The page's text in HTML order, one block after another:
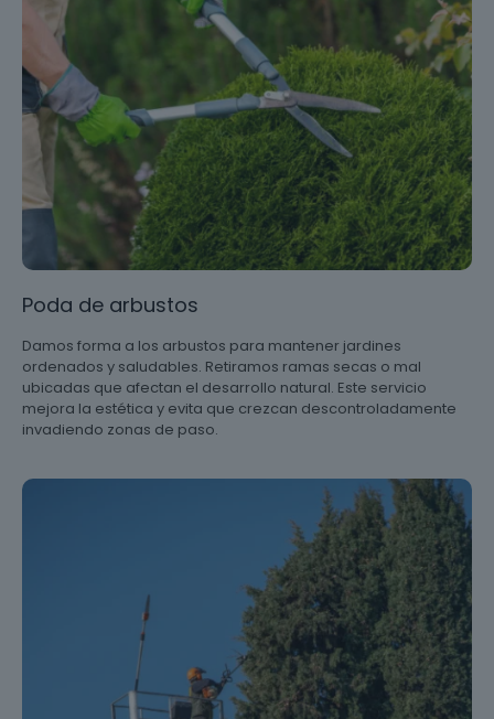
Poda de arbustos
Damos forma a los arbustos para mantener jardines
ordenados y saludables. Retiramos ramas secas o mal
ubicadas que afectan el desarrollo natural. Este servicio
mejora la estética y evita que crezcan descontroladamente
invadiendo zonas de paso.